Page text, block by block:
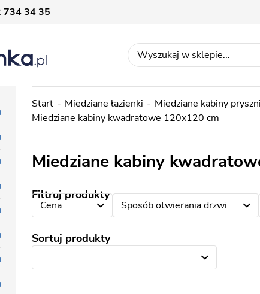
734 34 35
Start Miedziane łazienki Miedziane kabiny
Miedziane kabiny kwadratowe 120x120 cm
Miedziane kabiny
Filtruj produkty
Cena Sposób otwierania drzwi
Sortuj produkty